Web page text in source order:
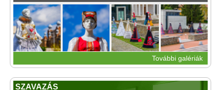
További galériák
SZAVAZÁS